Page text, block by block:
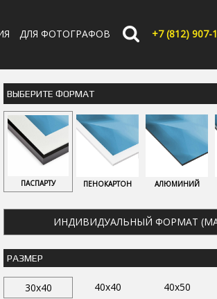
ДЛЯ ФОТОГРАФОВ +7 (812) 907-
ВЫБЕРИТЕ ФОРМАТ
ПАСПАРТУ ПЕНОКАРТОН АЛЮМИНИЙ
ИНДИВИДУАЛЬНЫЙ ФОРМАТ
РАЗМЕР
30x40 40x40 40x50